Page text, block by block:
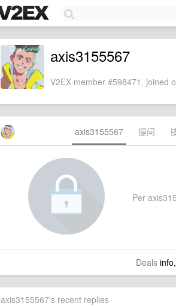
axis3155567
V2EX member #598471, joined
axis3155567 提问
Per
Dealsinfo,
axis3155567's recent replies